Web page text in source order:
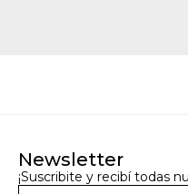
Newsletter
¡Suscribite y recibí todas